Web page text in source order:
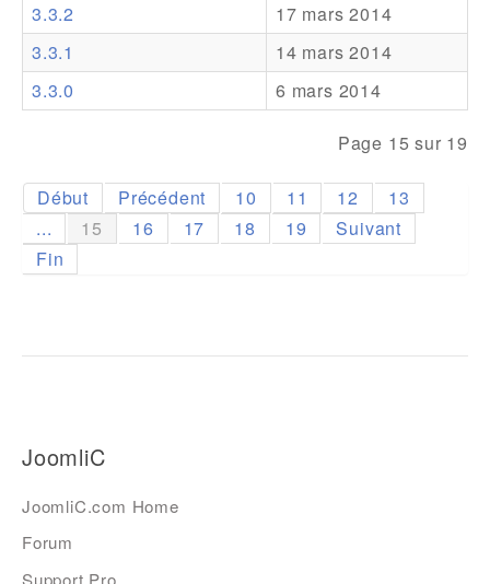
3.3.2
17 mars 2014
3.3.1
14 mars 2014
3.3.0
6 mars 2014
Page 15 sur 19
Début Précédent 10 11 12
13
...
15 16 17 18 19
Suivant
Fin
JoomliC
JoomliC.com Home
Forum
Support Pro